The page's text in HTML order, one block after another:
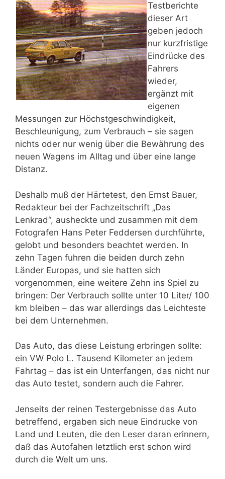
Testberichte
dieser Art
geben jedoch
nur kurzfristige
Eindrücke des
Fahrers
wieder,
ergänzt mit
eigenen
Messungen zur Höchstgeschwindigkeit,
Beschleunigung, zum Verbrauch – sie sagen
nichts oder nur wenig über die Bewährung des
neuen Wagens im Alltag und über eine lange
Distanz.
Deshalb muß der Härtetest, den Ernst Bauer,
Redakteur bei der Fachzeitschrift „Das
Lenkrad“, ausheckte und zusammen mit dem
Fotografen Hans Peter Feddersen durchführte,
gelobt und besonders beachtet werden. In
zehn Tagen fuhren die beiden durch zehn
Länder Europas, und sie hatten sich
vorgenommen, eine weitere Zehn ins Spiel zu
bringen: Der Verbrauch sollte unter 10 Liter/ 100
km bleiben – das war allerdings das Leichteste
bei dem Unternehmen.
Das Auto, das diese Leistung erbringen sollte:
ein VW Polo L. Tausend Kilometer an jedem
Fahrtag – das ist ein Unterfangen, das nicht nur
das Auto testet, sondern auch die Fahrer.
Jenseits der reinen Testergebnisse das Auto
betreffend, ergaben sich neue Eindrucke von
Land und Leuten, die den Leser daran erinnern,
daß das Autofahen letztlich erst schon wird
durch die Welt um uns.